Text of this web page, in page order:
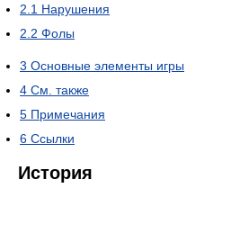
2.1 Нарушения
2.2 Фолы
3 Основные элементы игры
4 См. также
5 Примечания
6 Ссылки
История